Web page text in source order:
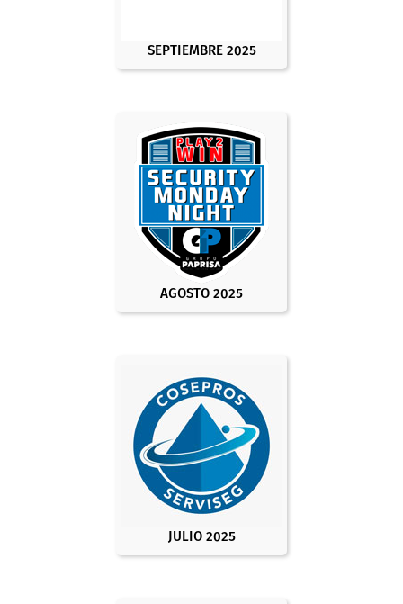
SEPTIEMBRE 2025
AGOSTO 2025
JULIO 2025